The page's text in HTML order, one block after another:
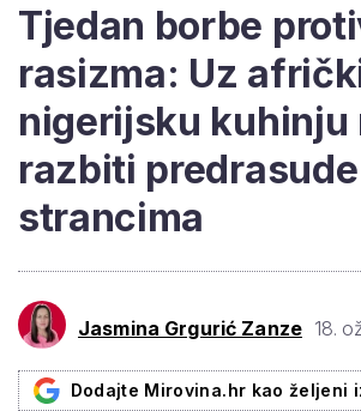
Tjedan borbe
rasizma: Uz
nigerijsku kuhinju
razbiti
strancima
Jasmina Grgurić Zanze 18.
Dodajte Mirovina.hr kao željeni